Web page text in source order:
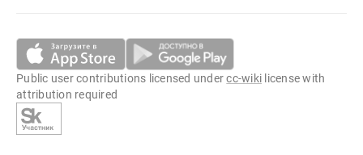
Public user contributions licensed undercc-wiki license with
attribution required